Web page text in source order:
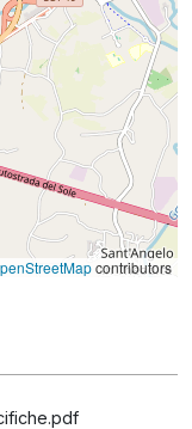
contributors